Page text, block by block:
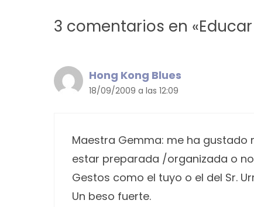
3 comentarios en
Hong Kong Blues
18/09/2009 a las 12:09
Maestra Gemma: me ha
estar preparada /organizada o
Gestos como el tuyo o el del Sr.
Un beso fuerte.